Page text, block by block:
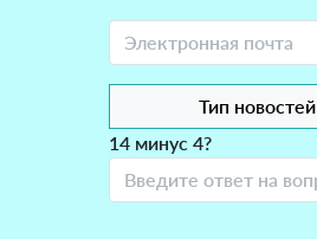
Тип новостей
14 минус 4?